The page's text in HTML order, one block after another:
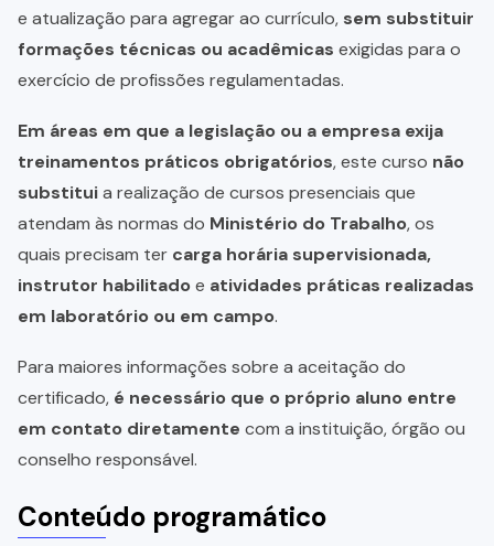
e atualização para agregar ao currículo, sem substituir
formações técnicas ou acadêmicas exigidas para o
exercício de profissões regulamentadas.
Em áreas em que a legislação ou a empresa exija
treinamentos práticos obrigatórios, este curso não
substituia realização de cursos presenciais que
atendam às normas do Ministério do Trabalho, os
quais precisam ter carga horária supervisionada,
instrutor habilitadoe atividades práticas realizadas
em laboratório ou em campo.
Para maiores informações sobre a aceitação do
certificado, é necessário que o próprio aluno entre
em contato diretamente com a instituição, órgão ou
conselho responsável.
Conteúdo programático